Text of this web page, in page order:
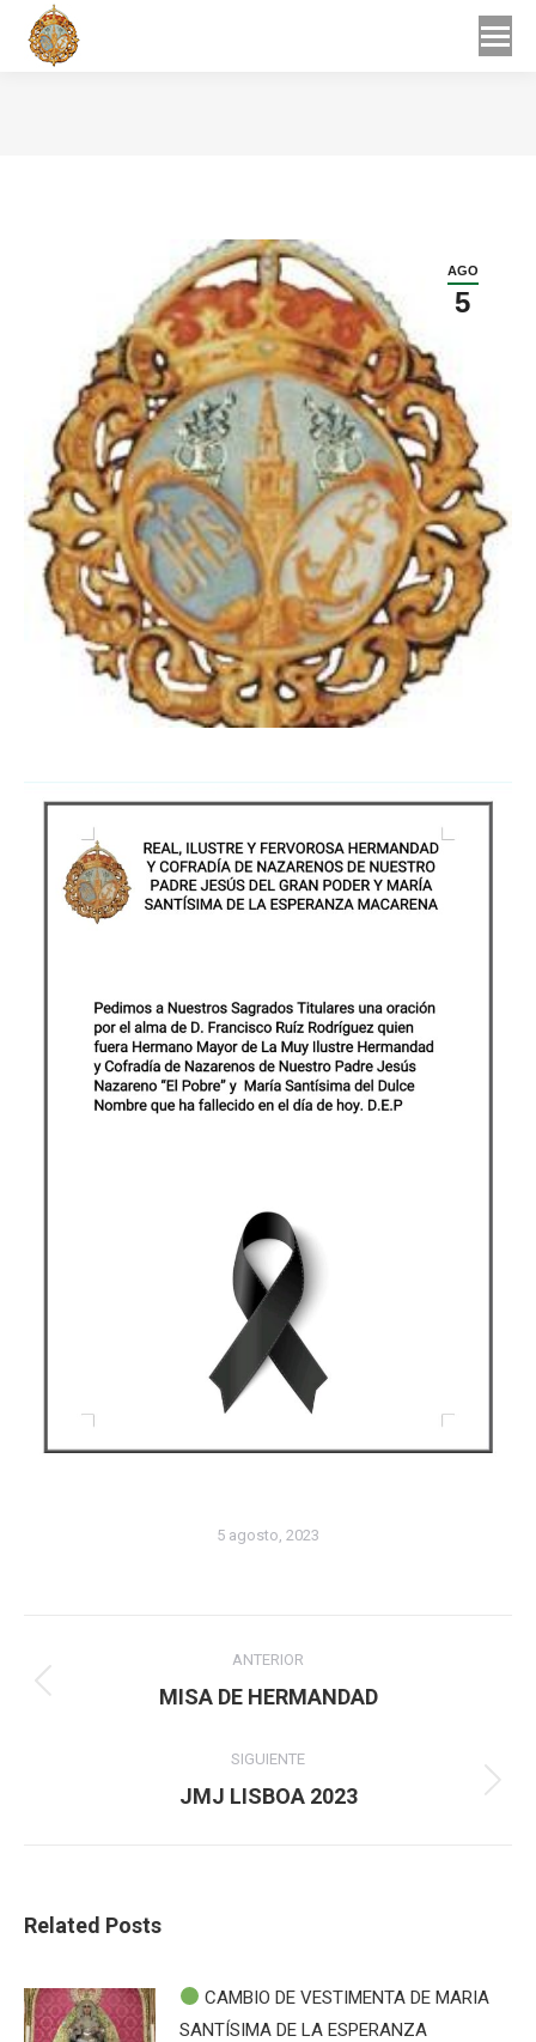
AGO
5
5 agosto, 2023
entre
ANTERIOR
Publicación
MISA DE HERMANDAD
SIGUIENTE
Publicación
JMJ LISBOA 2023
Related Posts
CAMBIO DE VESTIMENTA DE MARIA
SANTÍSIMA DE LA ESPERANZA